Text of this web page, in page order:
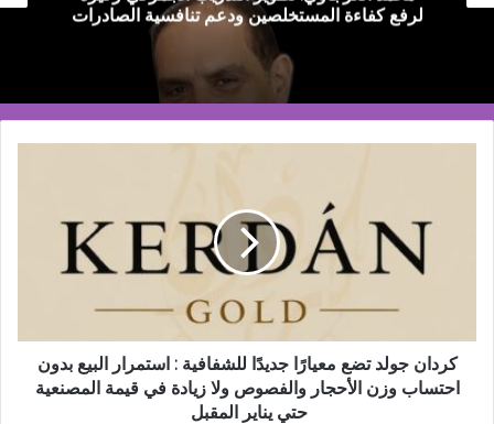
لرفع كفاءة المستخلصين ودعم تنافسية الصادرات
البيع
بدون
احتساب
كردان جولد تضع معيارًا جديدًا للشفافية : استمرار البيع بدون
احتساب وزن الأحجار والفصوص ولا زيادة في قيمة المصنعية
حتي يناير المقبل